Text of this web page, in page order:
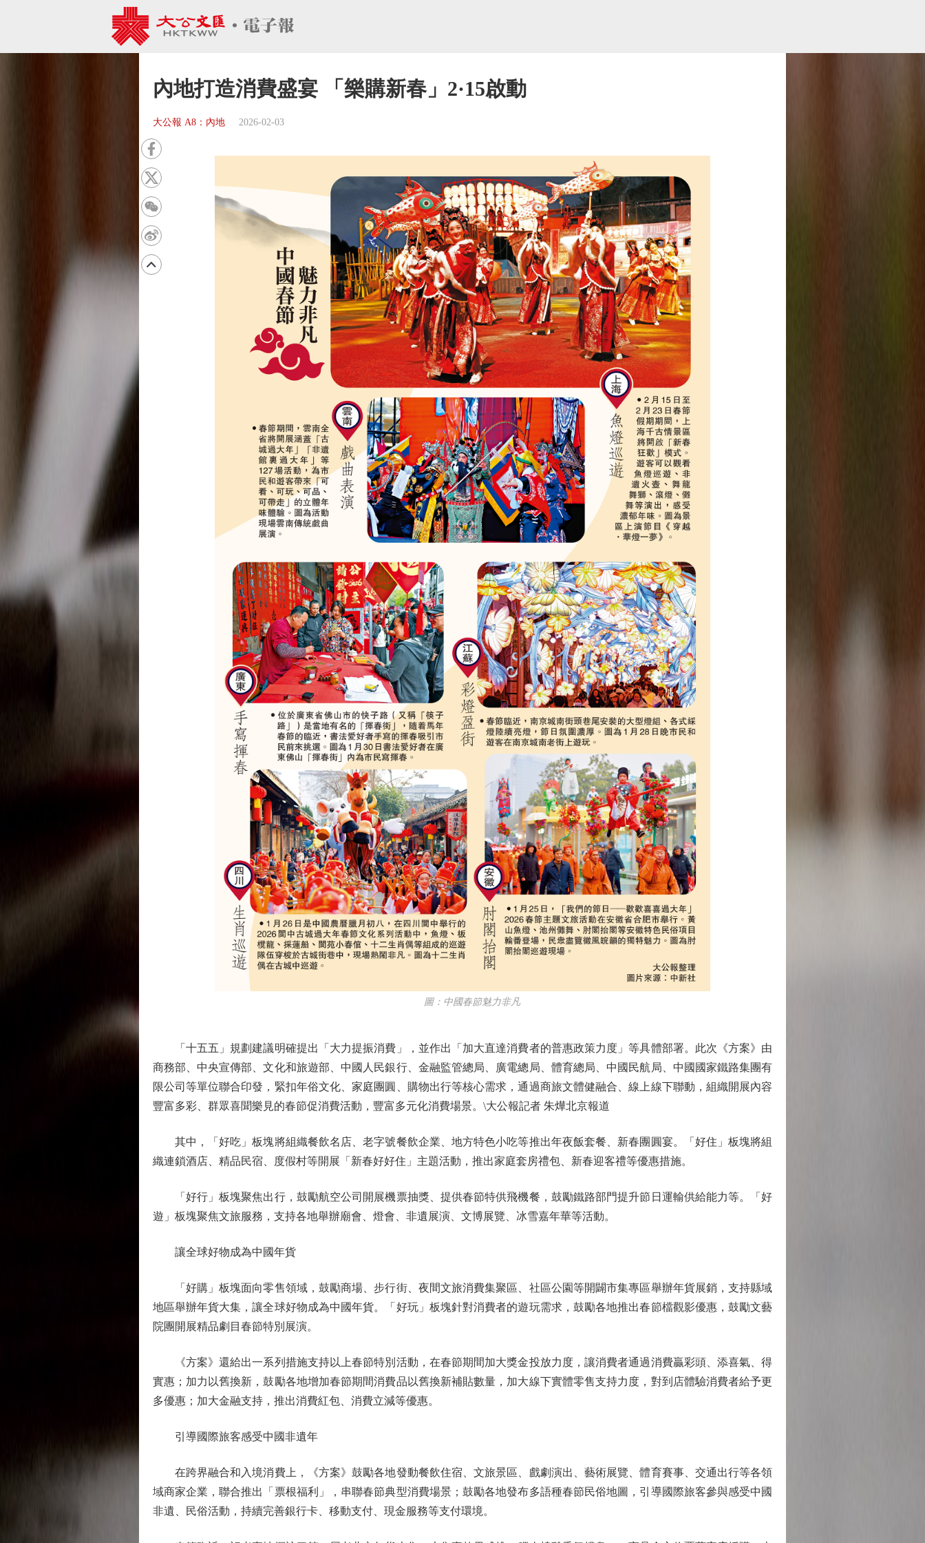
內地打造消費盛宴 「樂購新春」2·15啟動
大公報 A8：內地 2026-02-03
圖：中國春節魅力非凡
「十五五」規劃建議明確提出「大力提振消費」，並作出「加大直達消費者的普惠政策力度」等具體部署。此次《方案》由
商務部、中央宣傳部、文化和旅遊部、中國人民銀行、金融監管總局、廣電總局、體育總局、中國民航局、中國國家鐵路集團有
限公司等單位聯合印發，緊扣年俗文化、家庭團圓、購物出行等核心需求，通過商旅文體健融合、線上線下聯動，組織開展內容
豐富多彩、群眾喜聞樂見的春節促消費活動，豐富多元化消費場景。\大公報記者 朱燁北京報道
其中，「好吃」板塊將組織餐飲名店、老字號餐飲企業、地方特色小吃等推出年夜飯套餐、新春團圓宴。「好住」板塊將組
織連鎖酒店、精品民宿、度假村等開展「新春好好住」主題活動，推出家庭套房禮包、新春迎客禮等優惠措施。
「好行」板塊聚焦出行，鼓勵航空公司開展機票抽獎、提供春節特供飛機餐，鼓勵鐵路部門提升節日運輸供給能力等。「好
遊」板塊聚焦文旅服務，支持各地舉辦廟會、燈會、非遺展演、文博展覽、冰雪嘉年華等活動。
讓全球好物成為中國年貨
「好購」板塊面向零售領域，鼓勵商場、步行街、夜間文旅消費集聚區、社區公園等開闢市集專區舉辦年貨展銷，支持縣域
地區舉辦年貨大集，讓全球好物成為中國年貨。「好玩」板塊針對消費者的遊玩需求，鼓勵各地推出春節檔觀影優惠，鼓勵文藝
院團開展精品劇目春節特別展演。
《方案》還給出一系列措施支持以上春節特別活動，在春節期間加大獎金投放力度，讓消費者通過消費贏彩頭、添喜氣、得
實惠；加力以舊換新，鼓勵各地增加春節期間消費品以舊換新補貼數量，加大線下實體零售支持力度，對到店體驗消費者給予更
多優惠；加大金融支持，推出消費紅包、消費立減等優惠。
引導國際旅客感受中國非遺年
在跨界融合和入境消費上，《方案》鼓勵各地發動餐飲住宿、文旅景區、戲劇演出、藝術展覽、體育賽事、交通出行等各領
域商家企業，聯合推出「票根福利」，串聯春節典型消費場景；鼓勵各地發布多語種春節民俗地圖，引導國際旅客參與感受中國
非遺、民俗活動，持續完善銀行卡、移動支付、現金服務等支付環境。